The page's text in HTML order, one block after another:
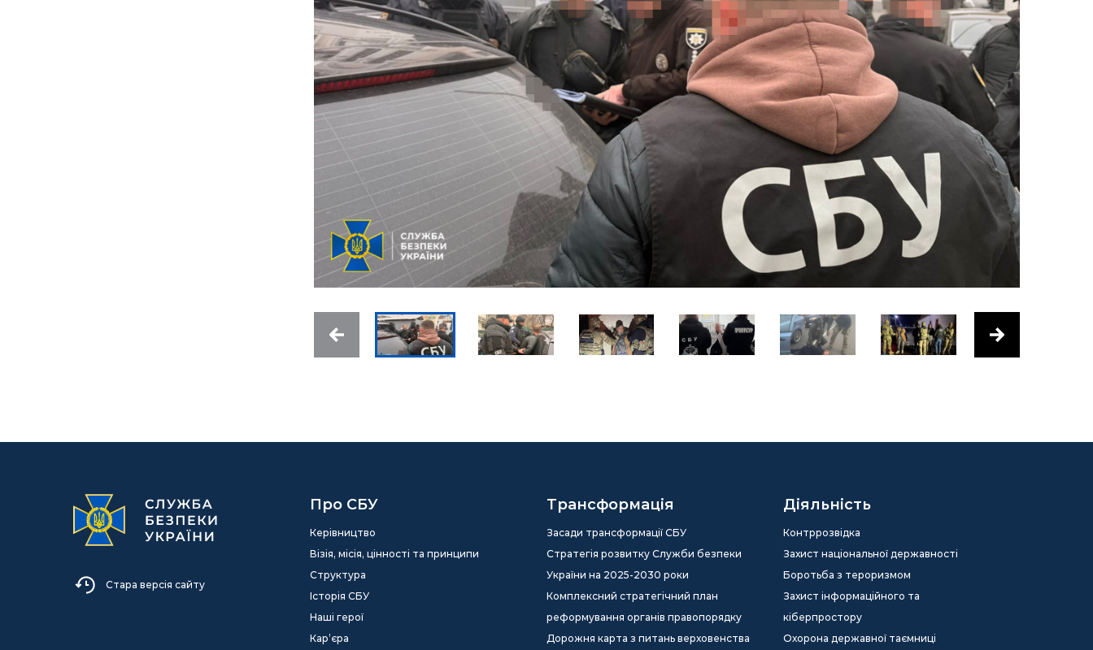
Стара версія сайту
Про СБУ
Керівництво
Візія, місія, цінності та принципи
Структура
Історія СБУ
Наші герої
Кар’єра
Трансформація
Засади трансформації СБУ
Стратегія розвитку Служби безпеки
України на 2025-2030 роки
Комплексний стратегічний план
реформування органів правопорядку
Дорожня карта з питань верховенства
Діяльність
Контррозвідка
Захист національної державності
Боротьба з тероризмом
Захист інформаційного та
кіберпростору
Охорона державної таємниці